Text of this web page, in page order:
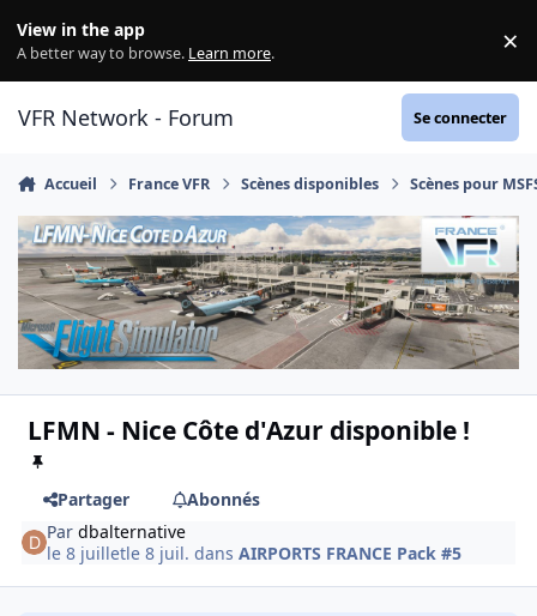
View in the app
A better way to browse. Learn more. ×
VFR Network - Forum Se connecter
Accueil France VFR Scènes disponibles Scènes pour
LFMN - Nice Côte d'Azur disponible !
Partager
Abonnés
Pardbalternative
le 8 juilletle 8 juil. dansAIRPORTS FRANCE Pack #5